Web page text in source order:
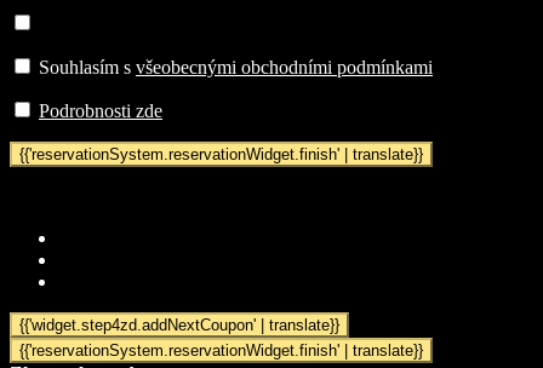
Souhlasím s všeobecnými obchodními podmínkami
Podrobnosti zde